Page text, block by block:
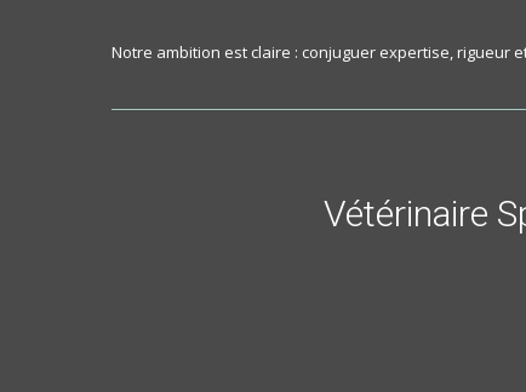
Notre ambition est claire : conjuguer expertise,
Vétérinaire